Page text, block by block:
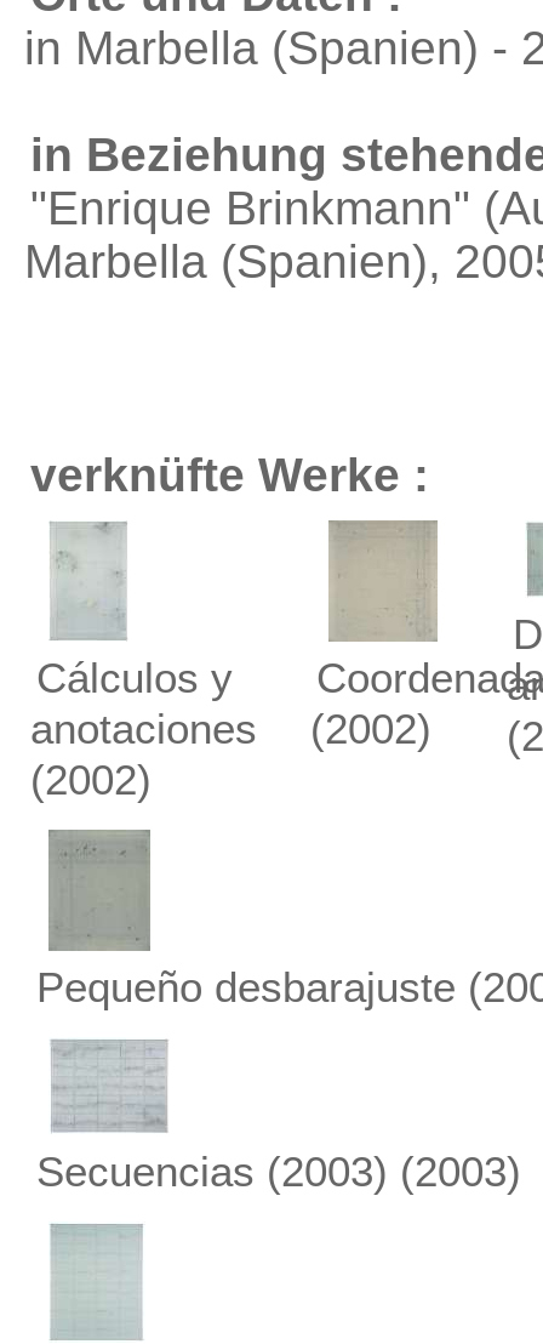
in Marbella (Spanien) -
in Beziehung
"Enrique Brinkmann"
Marbella (Spanien),
verknüfte Werke :
Cálculos y
anotaciones
(2002)
(2002)
Pequeño desbarajuste
Secuencias (2003) (2003)